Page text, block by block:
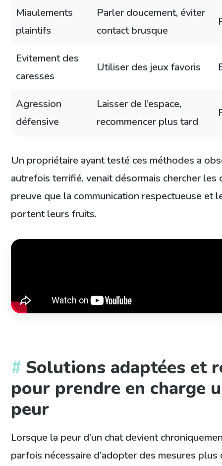
Miaulements
plaintifs
Parler doucement, éviter
contact brusque
Evitement des
caresses
Utiliser des jeux favoris
Agression
défensive
Laisser de l’espace,
recommencer plus tard
Un propriétaire ayant testé ces méthodes a
autrefois terrifié, venait désormais chercher les
preuve que la communication respectueuse et
portent leurs fruits.
Solutions adaptées et
pour prendre en charge
peur
Lorsque la peur d’un chat devient
parfois nécessaire d’adopter des mesures